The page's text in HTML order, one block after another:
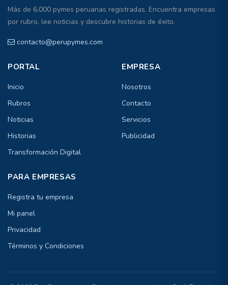
Más de 6,000 pymes peruanas registradas. Encuentra empresas
por rubro, lee noticias y descubre historias de éxito.
contacto@perupymes.com
PORTAL
Inicio
Rubros
Noticias
Historias
Transformación Digital
EMPRESA
Nosotros
Contacto
Servicios
Publicidad
PARA EMPRESAS
Registra tu empresa
Mi panel
Privacidad
Términos y Condiciones